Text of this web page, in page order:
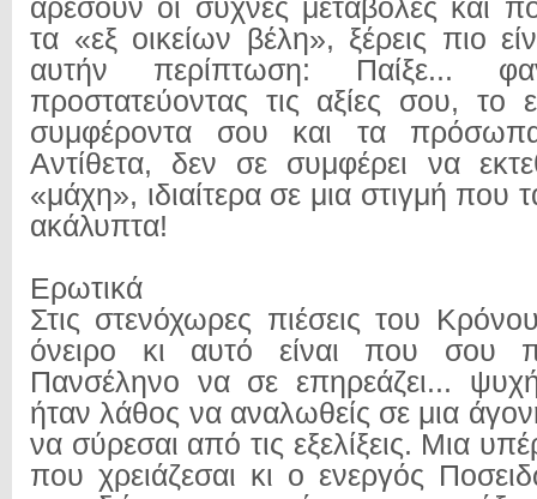
αρέσουν οι συχνές μεταβολές και
τα «εξ οικείων βέλη», ξέρεις πιο
αυτήν περίπτωση: Παίξε...
προστατεύοντας τις αξίες σου, το
συμφέροντα σου και τα
Αντίθετα, δεν σε συμφέρει να
«μάχη», ιδιαίτερα σε μια στιγμή που
ακάλυπτα!
Ερωτικά
Στις στενόχωρες πιέσεις του
όνειρο κι αυτό είναι που σου
Πανσέληνο να σε επηρεάζει...
ήταν λάθος να αναλωθείς σε μια
να σύρεσαι από τις εξελίξεις. Μια
που χρειάζεσαι κι ο ενεργός